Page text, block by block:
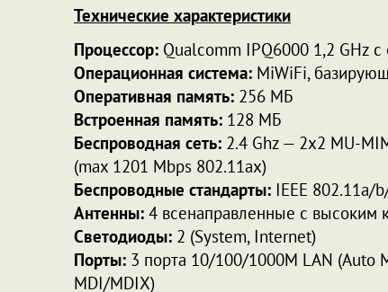
Технические характеристики
Процессор: Qualcomm IPQ6000 1,2 GHz
Операционная система: MiWiFi,
Оперативная память: 256 МБ
Встроенная память: 128 МБ
Беспроводная сеть: 2.4 Ghz — 2х2 MU-
(max 1201 Mbps 802.11ax)
Беспроводные стандарты: IEEE 802.11a/
Антенны: 4 всенаправленные с высоким
Светодиоды: 2 (System, Internet)
Порты: 3 порта 10/100/1000M LAN (Auto
MDI/MDIX)